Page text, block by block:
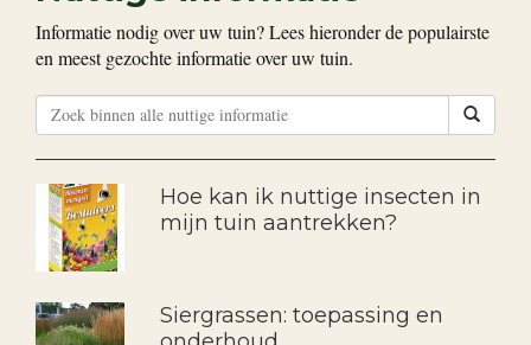
Informatie nodig over uw tuin? Lees hieronder de populairste
en meest gezochte informatie over uw tuin.
Hoe kan ik nuttige insecten in
mijn tuin aantrekken?
Siergrassen: toepassing en